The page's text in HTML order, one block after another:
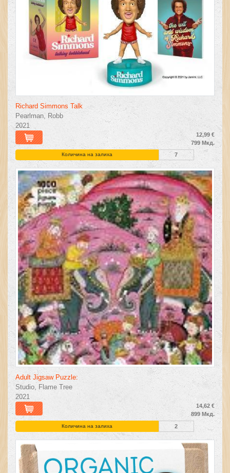
Richard Simmons Talk
Pearlman, Robb
2021
12,99 €
799 Мкд.
Количина на залиха 7
Adult Jigsaw Puzzle:
Studio, Flame Tree
2021
14,62 €
899 Мкд.
Количина на залиха 2